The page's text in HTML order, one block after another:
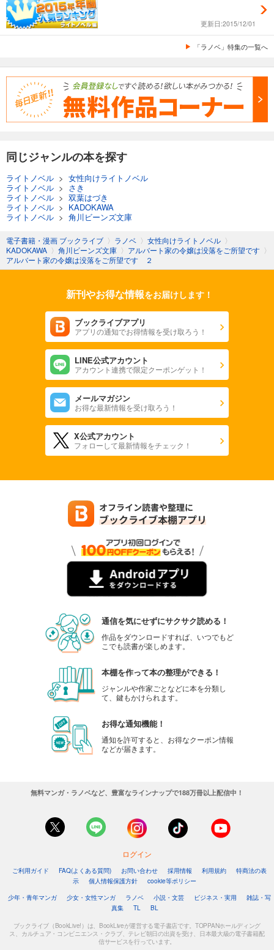
更新日:2015/12/01
「ラノベ」特集の一覧へ
同じジャンルの本を探す
ライトノベル > 女性向けライトノベル
ライトノベル > さき
ライトノベル > 双葉はづき
ライトノベル > KADOKAWA
ライトノベル > 角川ビーンズ文庫
電子書籍・漫画 ブックライブ 〉 ラノベ 〉 女性向けライトノベル 〉
KADOKAWA 〉 角川ビーンズ文庫 〉 アルバート家の令嬢は没落をご所望です 〉
アルバート家の令嬢は没落をご所望です ２
新刊やお得な情報をお届けします！
ブックライブアプリ
アプリの通知でお得情報を受け取ろう！
LINE公式アカウント
アカウント連携で限定クーポンゲット！
メールマガジン
お得な最新情報を受け取ろう！
X公式アカウント
フォローして最新情報をチェック！
通信を気にせずにサクサク読める！
作品をダウンロードすれば、いつでもど
こでも読書が楽しめます。
本棚を作って本の整理ができる！
ジャンルや作家ごとなどに本を分類し
て、鍵もかけられます。
お得な通知機能！
通知を許可すると、お得なクーポン情報
などが届きます。
無料マンガ・ラノベなど、豊富なラインナップで188万冊以上配信中！
ログイン
ご利用ガイド FAQ(よくある質問) お問い合わせ 採用情報 利用規約
特商法の表
示
個人情報保護方針
cookie等ポリシー
少年・青年マンガ
少女・女性マンガ ラノベ 小説・文芸 ビジネス・実用
雑誌・写
真集
TL BL
ブックライブ（BookLive!）は、BookLiveが運営する電子書店です。TOPPANホールディング
ス、カルチュア・コンビニエンス・クラブ、テレビ朝日の出資を受け、日本最大級の電子書籍配
信サービスを行っています。